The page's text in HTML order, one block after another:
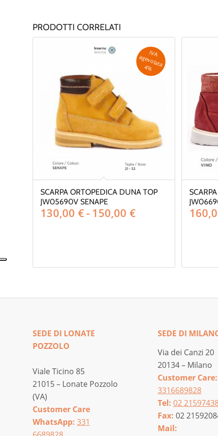
PRODOTTI CORRELATI
SCARPA ORTOPEDICA DUNA TOP
JW05690V SENAPE
130,00 €- 150,00 €Fascia
a
IV
A
a
g
e
v
o
la
ta
4
%
SEDE DI LONATE
POZZOLO
Viale Ticino 85
21015 – Lonate Pozzolo
(VA)
Customer Care
WhatsApp: 331
SEDE DI
Via dei Canzi 20
20134 – Milano
Customer Care:
3316689828
Tel: 02
Fax: 02
Mail: